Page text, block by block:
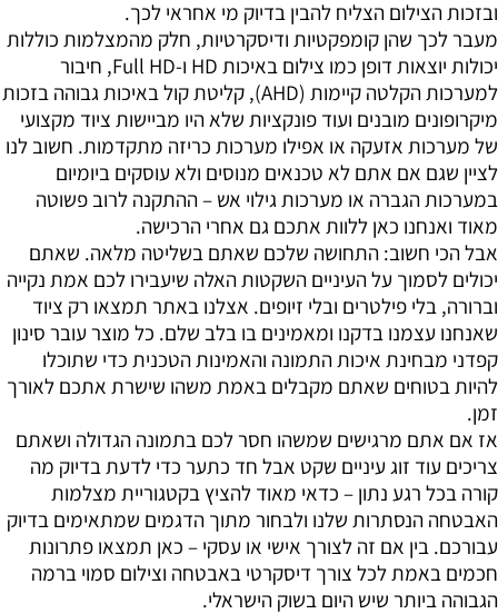
ובזכות הצילום הצליח להבין בדיוק מי אחראי לכך.
מעבר לכך שהן קומפקטיות ודיסקרטיות, חלק מהמצלמות כוללות
יכולות יוצאות דופן כמו צילום באיכות HD ו-Full HD, חיבור
למערכות הקלטה קיימות (AHD), קליטת קול באיכות גבוהה בזכות
מיקרופונים מובנים ועוד פונקציות שלא היו מביישות ציוד מקצועי
של מערכות אזעקה או אפילו מערכות כריזה מתקדמות. חשוב לנו
לציין שגם אם אתם לא טכנאים מנוסים ולא עוסקים ביומיום
במערכות הגברה או מערכות גילוי אש – ההתקנה לרוב פשוטה
מאוד ואנחנו כאן ללוות אתכם גם אחרי הרכישה.
אבל הכי חשוב: התחושה שלכם שאתם בשליטה מלאה. שאתם
יכולים לסמוך על העיניים השקטות האלה שיעבירו לכם אמת נקייה
וברורה, בלי פילטרים ובלי זיופים. אצלנו באתר תמצאו רק ציוד
שאנחנו עצמנו בדקנו ומאמינים בו בלב שלם. כל מוצר עובר סינון
קפדני מבחינת איכות התמונה והאמינות הטכנית כדי שתוכלו
להיות בטוחים שאתם מקבלים באמת משהו שישרת אתכם לאורך
זמן.
אז אם אתם מרגישים שמשהו חסר לכם בתמונה הגדולה ושאתם
צריכים עוד זוג עיניים שקט אבל חד כתער כדי לדעת בדיוק מה
קורה בכל רגע נתון – כדאי מאוד להציץ בקטגוריית מצלמות
האבטחה הנסתרות שלנו ולבחור מתוך הדגמים שמתאימים בדיוק
עבורכם. בין אם זה לצורך אישי או עסקי – כאן תמצאו פתרונות
חכמים באמת לכל צורך דיסקרטי באבטחה וצילום סמוי ברמה
הגבוהה ביותר שיש היום בשוק הישראלי.